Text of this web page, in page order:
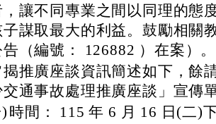
，讓不同專業之間以同理的態
子謀取最大的利益。鼓勵相關
告（編號： 126882 ）在案）。
揭推廣座談資訊簡述如下，餘
交通事故處理推廣座談」宣傳
時間： 115 年 6 月 16 日(二)